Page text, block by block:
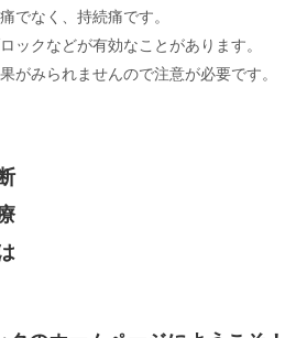
でなく、持続痛です。
ックなどが有効なことがあります。
がみられませんので注意が必要です。